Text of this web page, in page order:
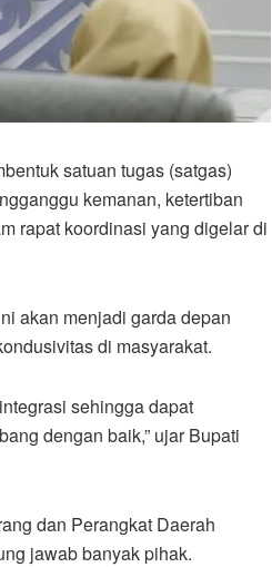
satuan tugas (satgas)
kemanan, ketertiban
rapat koordinasi yang digelar di
akan menjadi garda depan
di masyarakat.
sehingga dapat
dengan baik,” ujar Bupati
dan Perangkat Daerah
jawab banyak pihak.